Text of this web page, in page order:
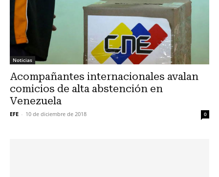
Noticias
Acompañantes internacionales avalan
comicios de alta abstención en
Venezuela
EFE - 10 de diciembre de 2018 0